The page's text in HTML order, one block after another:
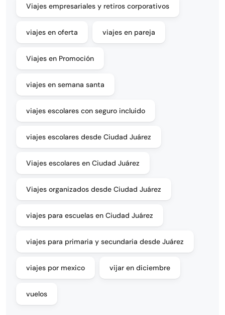
Viajes empresariales y retiros corporativos
viajes en oferta viajes en pareja
Viajes en Promoción
viajes en semana santa
viajes escolares con seguro incluido
viajes escolares desde Ciudad Juárez
Viajes escolares en Ciudad Juárez
Viajes organizados desde Ciudad Juárez
viajes para escuelas en Ciudad Juárez
viajes para primaria y secundaria desde Juárez
viajes por mexico vijar en diciembre
vuelos